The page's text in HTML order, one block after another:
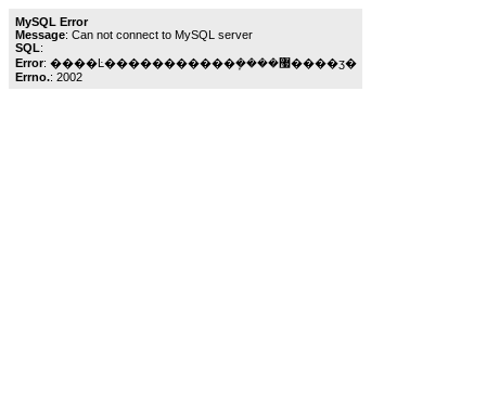
MySQL Error
Message: Can not connect to MySQL server
SQL:
Error
: ����Ŀ�����������ܾ����޷����ӡ�
Errno.: 2002